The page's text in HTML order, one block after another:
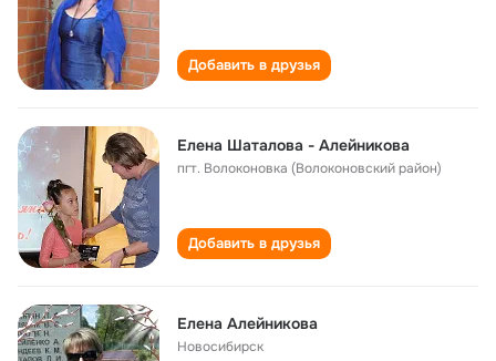
Добавить в друзья
Елена Шаталова - Алейникова
пгт. Волоконовка (Волоконовский район)
Добавить в друзья
Елена Алейникова
Новосибирск